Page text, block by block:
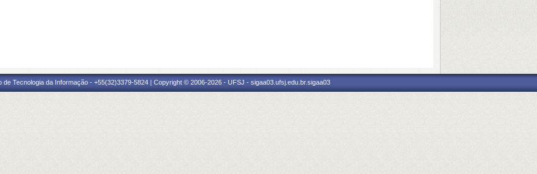
de Tecnologia da Informação - +55(32)3379-5824 | Copyright © 2006-2026 - UFSJ - sigaa03.ufsj.edu.br.sigaa03